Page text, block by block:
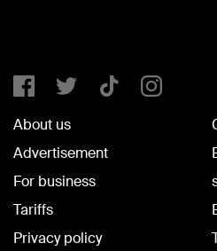
About us
Advertisement
For business
Tariffs
Privacy policy